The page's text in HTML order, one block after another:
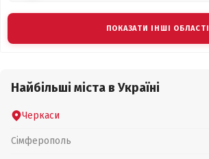
ПОКАЗАТИ ІНШІ ОБЛАСТІ
Найбільші міста в Україні
Черкаси
Сімферополь